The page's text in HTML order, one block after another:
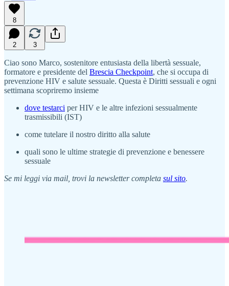
8
2 3
Ciao sono Marco, sostenitore entusiasta della libertà sessuale,
formatore e presidente del Brescia Checkpoint, che si occupa di
prevenzione HIV e salute sessuale. Questa è Diritti sessuali e ogni
settimana scopriremo insieme
dove testarci per HIV e le altre infezioni sessualmente
trasmissibili (IST)
come tutelare il nostro diritto alla salute
quali sono le ultime strategie di prevenzione e benessere
sessuale
Se mi leggi via mail, trovi la newsletter completa sul sito.